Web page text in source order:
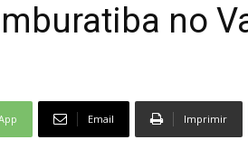
no
Email Imprimir